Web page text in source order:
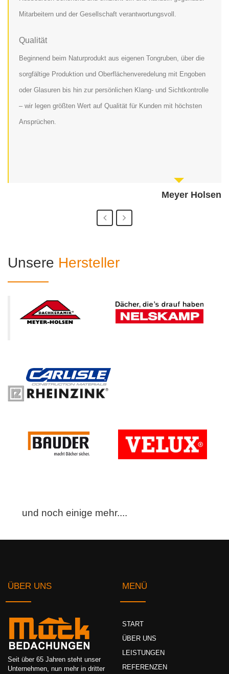
Mitarbeitern und der Gesellschaft verantwortungsvoll.
Qualität
Beginnend beim Naturprodukt aus eigenen Tongruben, über die
sorgfältige Produktion und Oberflächenveredelung mit Engoben
oder Glasuren bis hin zur persönlichen Klang- und Sichtkontrolle
– wir legen größten Wert auf Qualität für Kunden mit höchsten
Ansprüchen.
Meyer Holsen
Unsere Hersteller
und noch einige mehr....
ÜBER UNS
Seit über 65 Jahren steht unser
Unternehmen, nun mehr in dritter
MENÜ
START
ÜBER UNS
LEISTUNGEN
REFERENZEN